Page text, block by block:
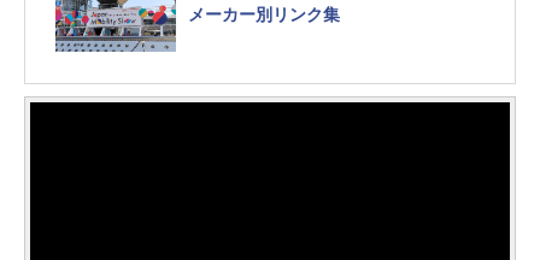
メーカー別リンク集